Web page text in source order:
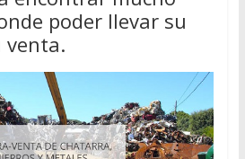
poder llevar su
venta.